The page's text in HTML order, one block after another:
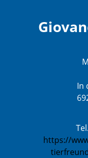
In
https://